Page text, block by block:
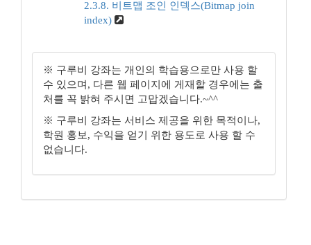
2.3.8. 비트맵 조인 인덱스(Bitmap join
index)
※ 구루비 강좌는 개인의 학습용으로만 사용 할
수 있으며, 다른 웹 페이지에 게재할 경우에는 출
처를 꼭 밝혀 주시면 고맙겠습니다.~^^
※ 구루비 강좌는 서비스 제공을 위한 목적이나,
학원 홍보, 수익을 얻기 위한 용도로 사용 할 수
없습니다.